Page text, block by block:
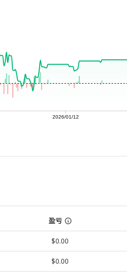
2026/01/12
盈亏
$0.00
$0.00